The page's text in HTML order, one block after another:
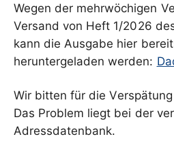
Wegen der mehrwöchigen
Versand von Heft 1/2026
kann die Ausgabe hier
heruntergeladen werden:
Wir bitten für die
Das Problem liegt bei der
Adressdatenbank.